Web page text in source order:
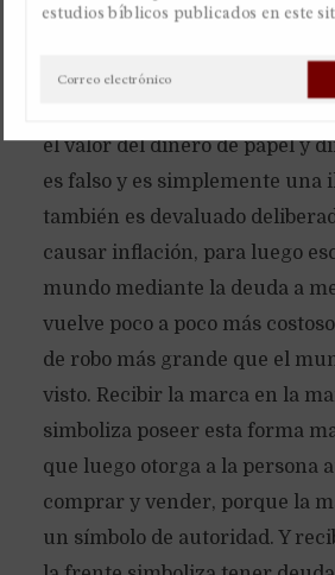
Haz una pregunta
estudios bíblicos publicados en este